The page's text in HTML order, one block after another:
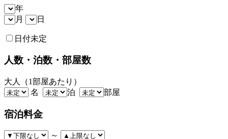
年
月
日
日付未定
人数・泊数・部屋数
大人（1部屋あたり）
名
泊 部屋
宿泊料金
～